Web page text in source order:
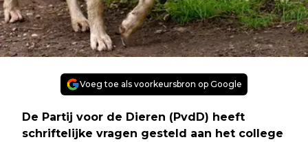
Voeg toe als voorkeursbron op Google
De Partij voor de Dieren (PvdD) heeft
schriftelijke vragen gesteld aan het college